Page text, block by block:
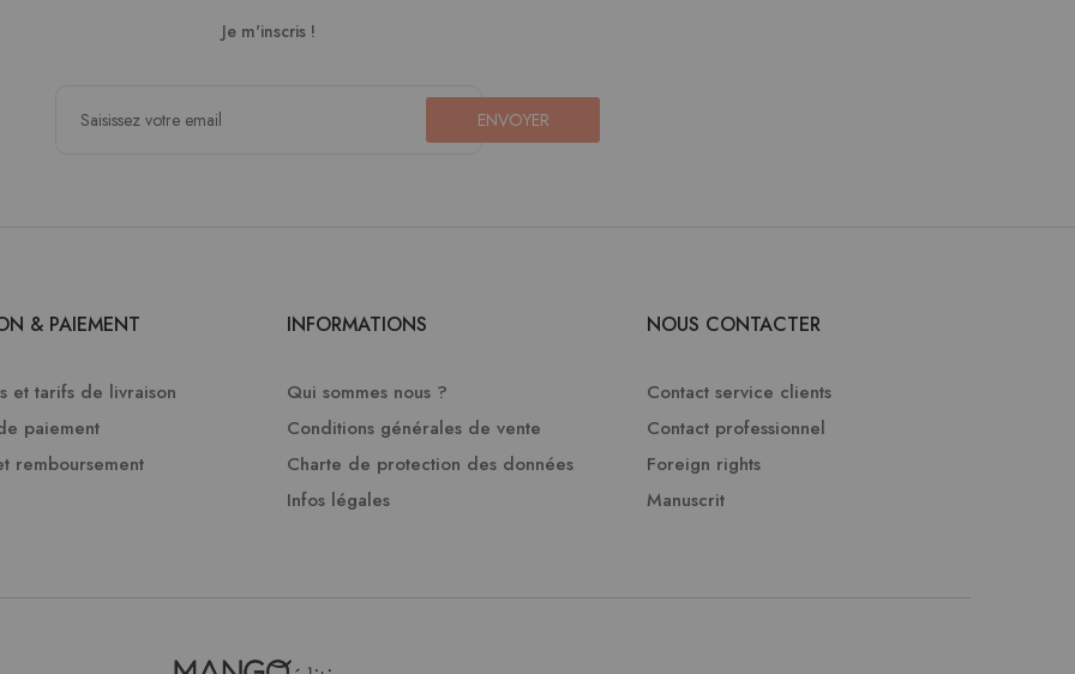
Je m'inscris !
ENVOYER
& PAIEMENT
et tarifs de livraison
paiement
remboursement
INFORMATIONS
Qui sommes nous ?
Conditions générales de vente
Charte de protection des données
Infos légales
NOUS CONTACTER
Contact service clients
Contact professionnel
Foreign rights
Manuscrit